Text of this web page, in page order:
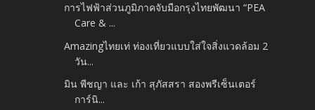
การไฟฟ้าส่วนภูมิภาคจับมือกรุงไทยพัฒนา “PEA
Care & ...
Amazingไทยเท่ ท่องเที่ยวแบบใส่ใจสิ่งแวดล้อม 2
วัน...
มิน พีชญา และ เก้า สุภัสสรา สองพรีเซ็นเตอร์
การ์นิ...